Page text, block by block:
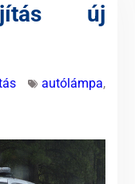
új
autólámpa,